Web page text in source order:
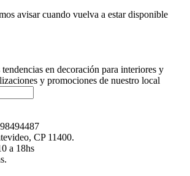
avisar cuando vuelva a estar disponible
en decoración para interiores y
y promociones de nuestro local
CP 11400.
a 18hs